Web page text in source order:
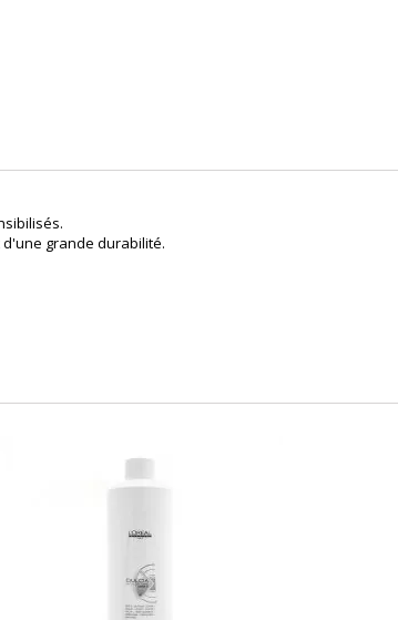
grande durabilité.